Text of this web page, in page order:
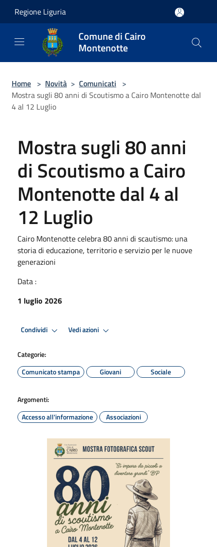
Regione Liguria
Comune di Cairo
Montenotte
Home > Novità > Comunicati >
Mostra sugli 80 anni di Scoutismo a Cairo Montenotte dal
4 al 12 Luglio
Mostra sugli 80 anni
di Scoutismo a Cairo
Montenotte dal 4 al
12 Luglio
Cairo Montenotte celebra 80 anni di scautismo: una
storia di educazione, territorio e servizio per le nuove
generazioni
Data :
1 luglio 2026
Condividi Vedi azioni
Categorie:
Comunicato stampa
Giovani Sociale
Argomenti:
Accesso all'informazione
Associazioni